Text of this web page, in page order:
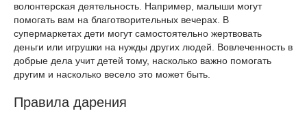
волонтерская деятельность. Например, малыши могут
помогать вам на благотворительных вечерах. В
супермаркетах дети могут самостоятельно жертвовать
деньги или игрушки на нужды других людей. Вовлеченность в
добрые дела учит детей тому, насколько важно помогать
другим и насколько весело это может быть.
Правила дарения